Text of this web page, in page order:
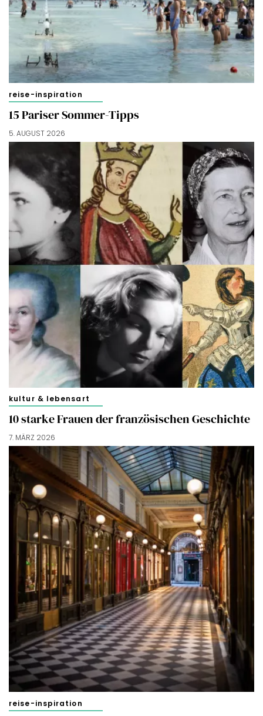
reise-inspiration
15 Pariser Sommer-Tipps
5. AUGUST 2026
kultur & lebensart
10 starke Frauen der französischen Geschichte
7. MÄRZ 2026
reise-inspiration